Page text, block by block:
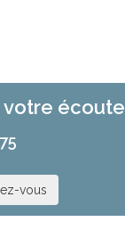
votre écoute
vous